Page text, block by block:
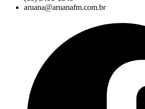
aruana@aruanafm.com.br